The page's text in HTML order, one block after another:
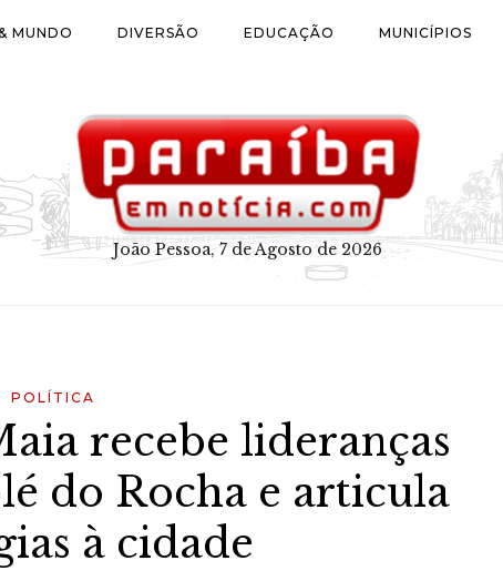
MUNDO DIVERSÃO EDUCAÇÃO MUNICÍPIOS
João Pessoa, 7 de Agosto de 2026
POLÍTICA
recebe lideranças
do Rocha e articula
à cidade